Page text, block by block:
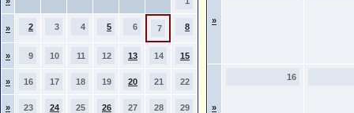
» 2 3 4 5 6 7 8
» 9 10 11 12 13 14 15
» 16 17 18 19 20 21 22
» 23 24 25 26 27 28 29
»
»
16